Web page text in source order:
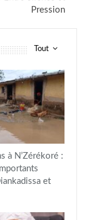
Pression
Tout
à N’Zérékoré :
et